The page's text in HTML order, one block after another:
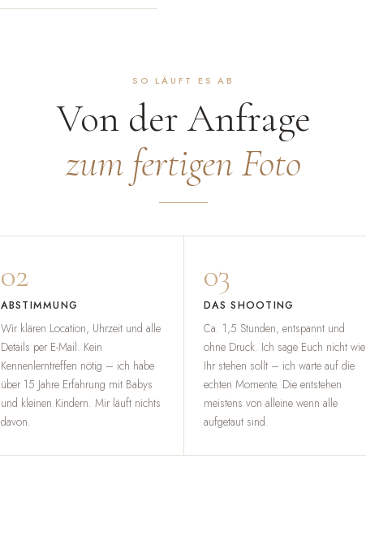
SO LÄUFT ES AB
Von der Anfrage
zum fertigen Foto
02
ABSTIMMUNG
Wir klären Location, Uhrzeit und alle
Details per E-Mail. Kein
Kennenlerntreffen nötig – ich habe
über 15 Jahre Erfahrung mit Babys
und kleinen Kindern. Mir läuft nichts
davon.
03
DAS SHOOTING
Ca. 1,5 Stunden, entspannt und
ohne Druck. Ich sage Euch nicht wie
Ihr stehen sollt – ich warte auf die
echten Momente. Die entstehen
meistens von alleine wenn alle
aufgetaut sind.